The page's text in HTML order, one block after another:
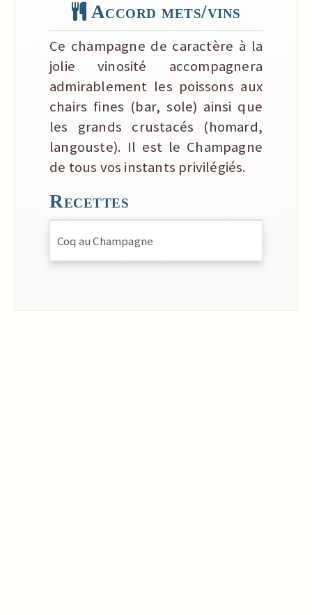
Accord mets/vins
Ce champagne de caractère à la
jolie vinosité accompagnera
admirablement les poissons aux
chairs fines (bar, sole) ainsi que
les grands crustacés (homard,
langouste). Il est le Champagne
de tous vos instants privilégiés.
Recettes
Coq au Champagne